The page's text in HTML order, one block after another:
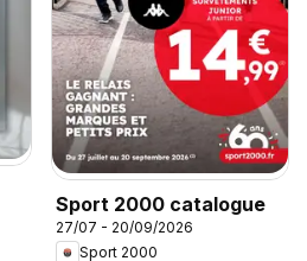
Sport 2000 catalogue
27/07 - 20/09/2026
Sport 2000